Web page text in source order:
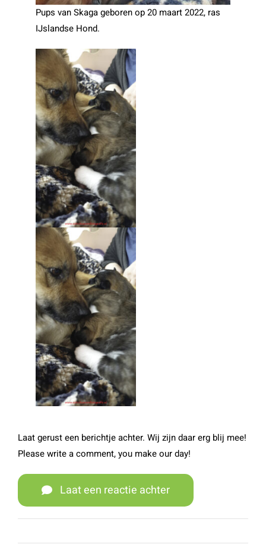
Pups van Skaga geboren op 20 maart 2022, ras
IJslandse Hond.
Laat gerust een berichtje achter. Wij zijn daar erg blij mee!
Please write a comment, you make our day!
Laat een reactie achter